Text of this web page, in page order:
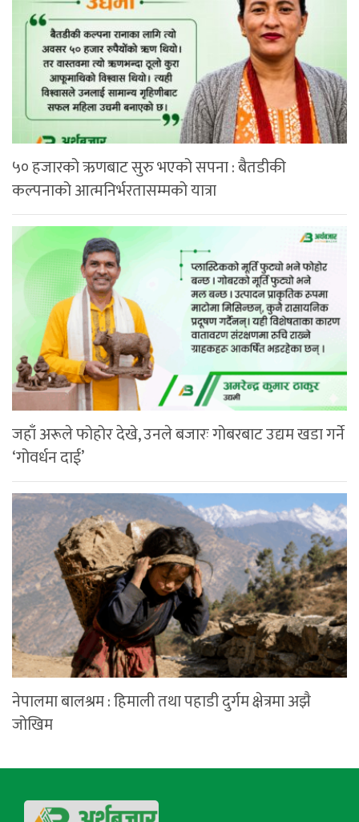
५० हजारको ऋणबाट सुरु भएको सपना : बैतडीकी
कल्पनाको आत्मनिर्भरतासम्मको यात्रा
जहाँ अरूले फोहोर देखे, उनले बजारः गोबरबाट उद्यम खडा गर्ने
‘गोवर्धन दाई’
नेपालमा बालश्रम : हिमाली तथा पहाडी दुर्गम क्षेत्रमा अझै
जोखिम